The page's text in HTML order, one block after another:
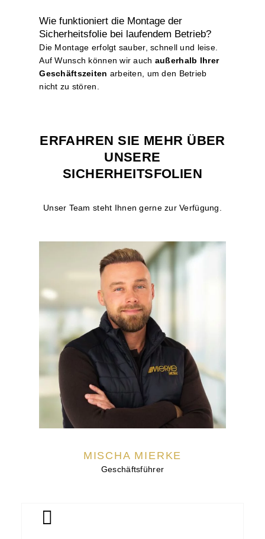
Wie funktioniert die Montage der
Sicherheitsfolie bei laufendem Betrieb?
Die Montage erfolgt sauber, schnell und leise.
Auf Wunsch können wir auch außerhalb Ihrer
Geschäftszeiten arbeiten, um den Betrieb
nicht zu stören.
ERFAHREN SIE MEHR ÜBER
UNSERE
SICHERHEITSFOLIEN
Unser Team steht Ihnen gerne zur Verfügung.
MISCHA MIERKE
Geschäftsführer